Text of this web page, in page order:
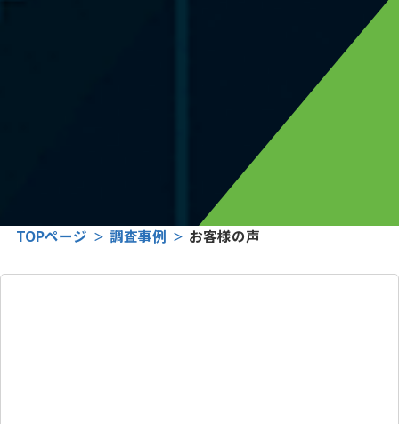
TOPページ 調査事例 お客様の声